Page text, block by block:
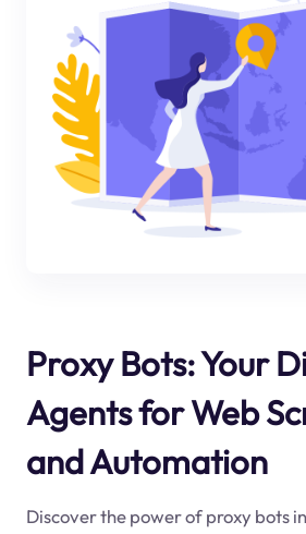
Proxy Bots: Your
Agents for Web
and Automation
Discover the power of proxy bots